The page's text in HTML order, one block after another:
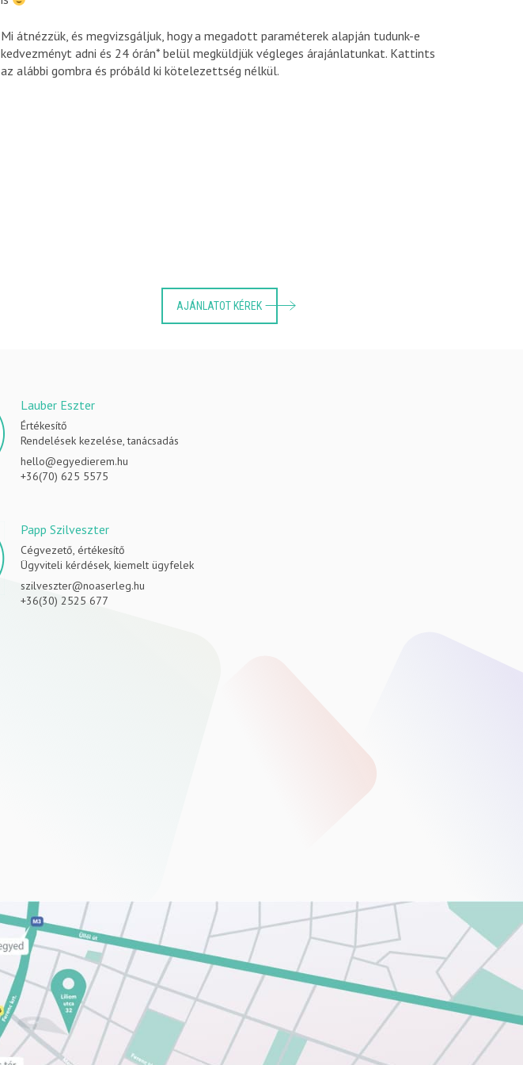
Mi átnézzük, és megvizsgáljuk, hogy a megadott paraméterek alapján tudunk-e
kedvezményt adni és 24 órán* belül megküldjük végleges árajánlatunkat. Kattints
az alábbi gombra és próbáld ki kötelezettség nélkül.
AJÁNLATOT KÉREK
Lauber Eszter
Értékesítő
Rendelések kezelése, tanácsadás
hello@egyedierem.hu
+36(70) 625 5575
Papp Szilveszter
Cégvezető, értékesítő
Ügyviteli kérdések, kiemelt ügyfelek
szilveszter@noaserleg.hu
+36(30) 2525 677